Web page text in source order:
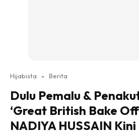
Hijabista » Berita
Dulu Pemalu &
‘Great British Bake Off
NADIYA HUSSAIN